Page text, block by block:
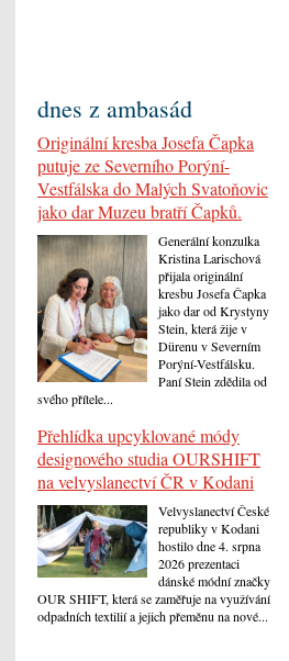
dnes z ambasád
Originální kresba Josefa Čapka
putuje ze Severního Porýní-
Vestfálska do Malých Svatoňovic
jako dar Muzeu bratří Čapků.
Generální konzulka
Kristina Larischová
přijala originální
kresbu Josefa Čapka
jako dar od Krystyny
Stein, která žije v
Dürenu v Severním
Porýní-Vestfálsku.
Paní Stein zdědila od
svého přítele...
Přehlídka upcyklované módy
designového studia OURSHIFT
na velvyslanectví ČR v Kodani
Velvyslanectví České
republiky v Kodani
hostilo dne 4. srpna
2026 prezentaci
dánské módní značky
OUR SHIFT, která se zaměřuje na využívání
odpadních textilií a jejich přeměnu na nové...